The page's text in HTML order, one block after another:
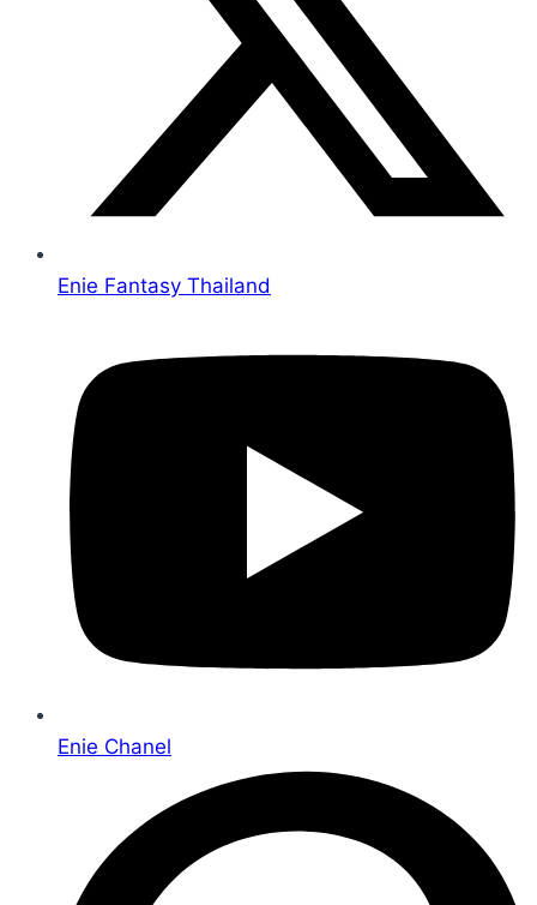
Enie Fantasy Thailand
Enie Chanel